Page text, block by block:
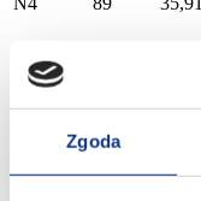
Zgoda
N4
91